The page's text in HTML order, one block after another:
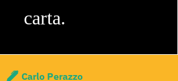
carta.
Carlo Perazzo